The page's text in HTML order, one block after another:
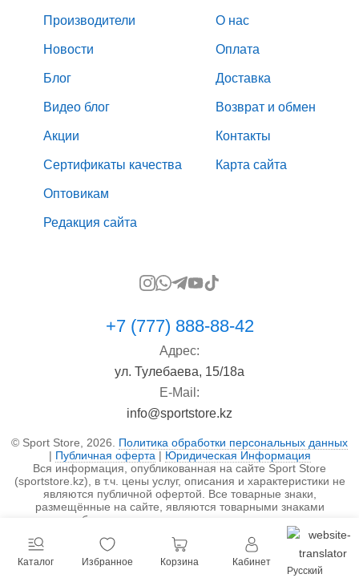
Производители
Новости
Блог
Видео блог
Акции
Сертификаты качества
Оптовикам
Редакция сайта
О нас
Оплата
Доставка
Возврат и обмен
Контакты
Карта сайта
+7 (777) 888-88-42
Адрес:
ул. Тулебаева, 15/18а
E-Mail:
info@sportstore.kz
© Sport Store, 2026. Политика обработки персональных данных
| Публичная оферта| Юридическая Информация
Вся информация, опубликованная на сайте Sport Store
(sportstore.kz), в т.ч. цены услуг, описания и характеристики не
являются публичной офертой. Все товарные знаки,
размещённые на сайте, являются товарными знаками
правообладателя и используются исключительно в
Каталог Избранное Корзина Кабинет
Русский